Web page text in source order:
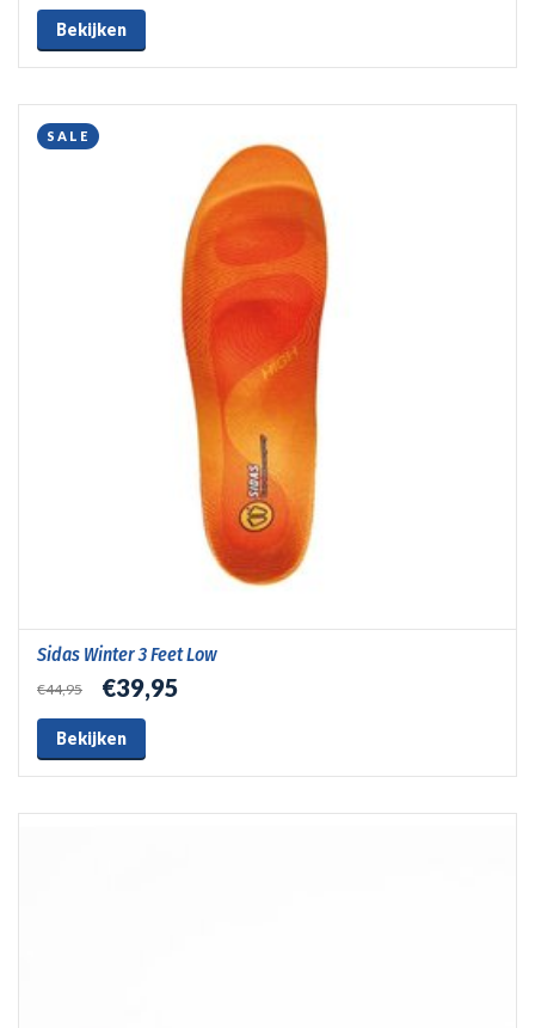
Bekijken
SALE
Sidas Winter 3 Feet Low
€44,95 €39,95
Bekijken